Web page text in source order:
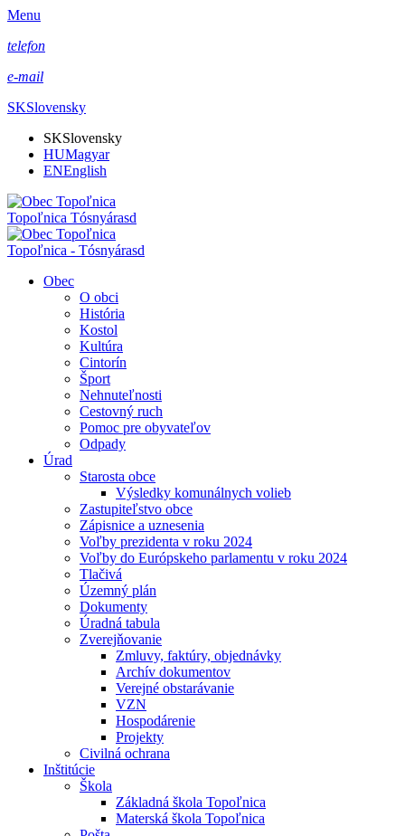
Menu
telefon
e-mail
SKSlovensky
SKSlovensky
HUMagyar
ENEnglish
Topoľnica Tósnyárasd
Topoľnica - Tósnyárasd
Obec
O obci
História
Kostol
Kultúra
Cintorín
Šport
Nehnuteľnosti
Cestovný ruch
Pomoc pre obyvateľov
Odpady
Úrad
Starosta obce
Výsledky komunálnych volieb
Zastupiteľstvo obce
Zápisnice a uznesenia
Voľby prezidenta v roku 2024
Voľby do Európskeho parlamentu v roku 2024
Tlačivá
Územný plán
Dokumenty
Úradná tabula
Zverejňovanie
Zmluvy, faktúry, objednávky
Archív dokumentov
Verejné obstarávanie
VZN
Hospodárenie
Projekty
Civilná ochrana
Inštitúcie
Škola
Základná škola Topoľnica
Materská škola Topoľnica